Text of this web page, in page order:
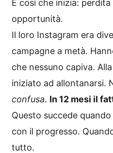
È così che inizia:
opportunità.
Il loro Instagram era
campagne a metà.
che nessuno capiva.
iniziato ad allontanarsi.
confusa. In 12 mesi il
Questo succede
con il progresso.
tutto.